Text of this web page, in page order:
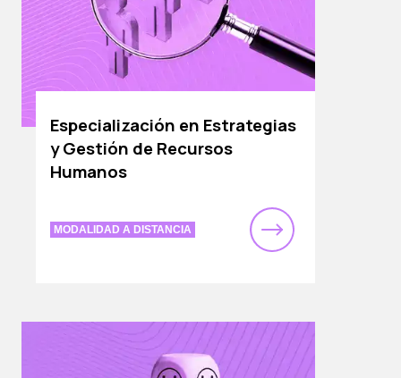
Especialización en Estrategias
y Gestión de Recursos
Humanos
MODALIDAD A DISTANCIA